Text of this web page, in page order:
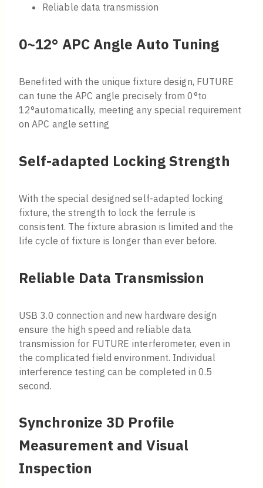
Reliable data transmission
0~12° APC Angle Auto Tuning
Benefited with the unique fixture design, FUTURE
can tune the APC angle precisely from 0°to
12°automatically, meeting any special requirement
on APC angle setting
Self-adapted Locking Strength
With the special designed self-adapted locking
fixture, the strength to lock the ferrule is
consistent. The fixture abrasion is limited and the
life cycle of fixture is longer than ever before.
Reliable Data Transmission
USB 3.0 connection and new hardware design
ensure the high speed and reliable data
transmission for FUTURE interferometer, even in
the complicated field environment. Individual
interference testing can be completed in 0.5
second.
Synchronize 3D Profile
Measurement and Visual
Inspection